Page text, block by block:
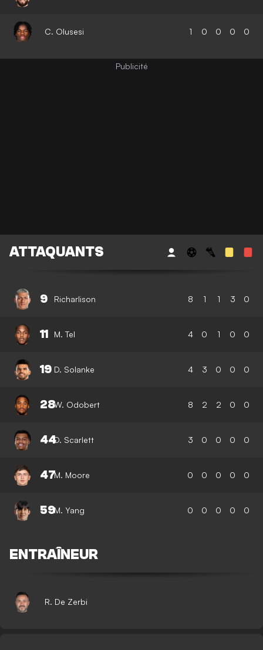
C. Olusesi 1 0 0 0 0
ATTAQUANTS
9 Richarlison 8 1 1 3 0
11 M. Tel 4 0 1 0 0
19 D. Solanke 4 3 0 0 0
28W. Odobert 8 2 2 0 0
44D. Scarlett 3 0 0 0 0
47M. Moore 0 0 0 0 0
59M. Yang 0 0 0 0 0
ENTRAÎNEUR
R. De Zerbi